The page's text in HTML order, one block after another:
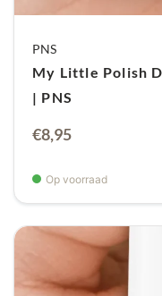
PNS
My Little Polish
| PNS
€8,95
Op voorraad